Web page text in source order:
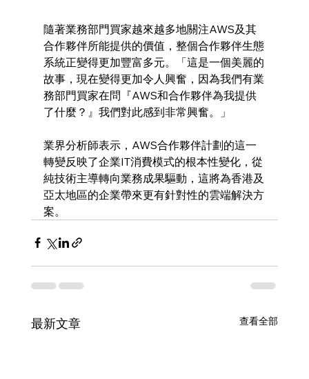
隨著業務部門買家越來越多地關注AWS及其
合作夥伴所能提供的價值，整個合作夥伴生態
系統正變得更加豐富多元。「這是一個美麗的
故事，現在變得更加令人興奮，因為我們有業
務部門買家在問『AWS和合作夥伴為我提供
了什麼？』我們對此感到非常興奮。」
業界分析師表示，AWS合作夥伴計劃的這一
轉變反映了企業IT消費模式的根本性變化，從
純技術主導轉向業務成果驅動，這將為香港及
亞太地區的企業帶來更有針對性的雲端解決方
案。
最新文章 查看全部